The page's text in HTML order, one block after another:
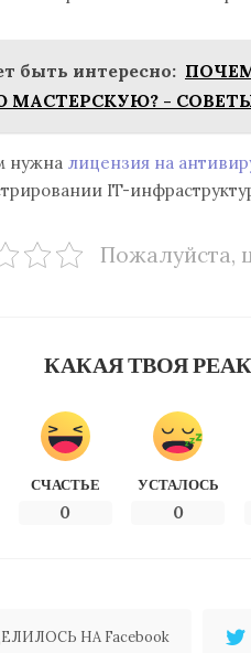
быть интересно:
МАСТЕРСКУЮ? - СОВЕТЫ
нужна лицензия на
IT-
Пожалуйста,
КАКАЯ ТВОЯ
СЧАСТЬЕ
0
УСТАЛОСЬ
0
НА Facebook